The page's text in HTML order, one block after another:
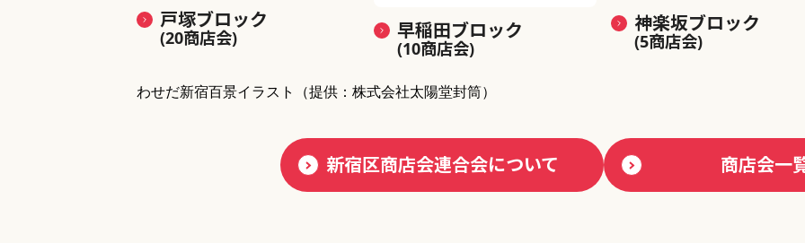
戸塚ブロック
(20商店会) 早稲田ブロック
(10商店会)
神楽坂ブロック
(5商店会)
わせだ新宿百景イラスト （提供：株式会社太陽堂封筒）
新宿区商店会連合会について 商店会一